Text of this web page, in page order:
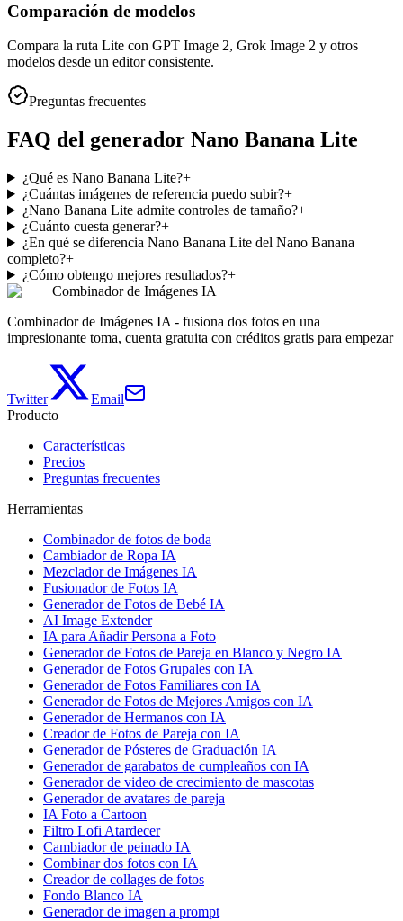
Comparación de modelos
Compara la ruta Lite con GPT Image 2, Grok Image 2 y otros
modelos desde un editor consistente.
Preguntas frecuentes
FAQ del generador Nano Banana Lite
¿Qué es Nano Banana Lite?+
¿Cuántas imágenes de referencia puedo subir?+
¿Nano Banana Lite admite controles de tamaño?+
¿Cuánto cuesta generar?+
¿En qué se diferencia Nano Banana Lite del Nano Banana
completo?+
¿Cómo obtengo mejores resultados?+
Combinador de Imágenes IA
Combinador de Imágenes IA - fusiona dos fotos en una
impresionante toma, cuenta gratuita con créditos gratis para empezar
Twitter
Email
Producto
Características
Precios
Preguntas frecuentes
Herramientas
Combinador de fotos de boda
Cambiador de Ropa IA
Mezclador de Imágenes IA
Fusionador de Fotos IA
Generador de Fotos de Bebé IA
AI Image Extender
IA para Añadir Persona a Foto
Generador de Fotos de Pareja en Blanco y Negro IA
Generador de Fotos Grupales con IA
Generador de Fotos Familiares con IA
Generador de Fotos de Mejores Amigos con IA
Generador de Hermanos con IA
Creador de Fotos de Pareja con IA
Generador de Pósteres de Graduación IA
Generador de garabatos de cumpleaños con IA
Generador de video de crecimiento de mascotas
Generador de avatares de pareja
IA Foto a Cartoon
Filtro Lofi Atardecer
Cambiador de peinado IA
Combinar dos fotos con IA
Creador de collages de fotos
Fondo Blanco IA
Generador de imagen a prompt